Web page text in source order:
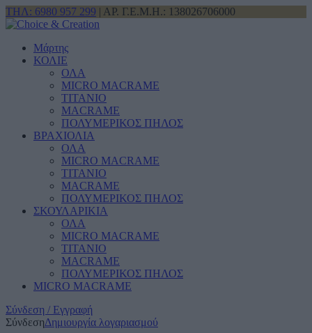
ΤΗΛ: 6980 957 299 | ΑΡ. Γ.Ε.Μ.Η.: 138026706000
Μάρτης
ΚΟΛΙΕ
ΟΛΑ
MICRO MACRAME
ΤΙΤΑΝΙΟ
MACRAME
ΠΟΛΥΜΕΡΙΚΟΣ ΠΗΛΟΣ
ΒΡΑΧΙΟΛΙΑ
ΟΛΑ
MICRO MACRAME
ΤΙΤΑΝΙΟ
MACRAME
ΠΟΛΥΜΕΡΙΚΟΣ ΠΗΛΟΣ
ΣΚΟΥΛΑΡΙΚΙΑ
ΟΛΑ
MICRO MACRAME
ΤΙΤΑΝΙΟ
MACRAME
ΠΟΛΥΜΕΡΙΚΟΣ ΠΗΛΟΣ
MICRO MACRAME
Σύνδεση / Εγγραφή
ΣύνδεσηΔημιουργία λογαριασμού